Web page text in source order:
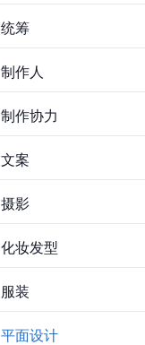
统筹
制作人
制作协力
文案
摄影
化妆发型
服装
平面设计